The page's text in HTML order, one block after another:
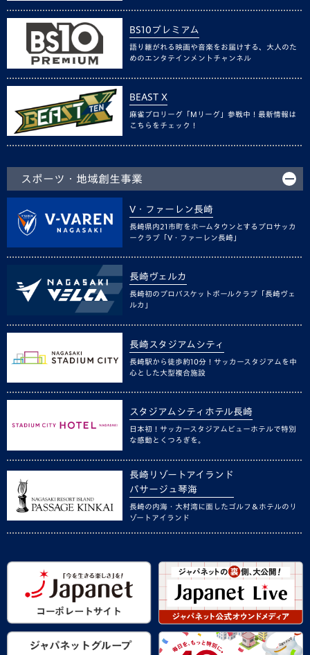
BS10プレミアム
語り継がれる映画や音楽をお届けする、大人のた
めのエンタテインメントチャンネル
BEAST X
麻雀プロリーグ「Mリーグ」参戦中！最新情報は
こちらをチェック！
スポーツ・地域創生事業
V・ファーレン長崎
長崎県内21市町をホームタウンとするプロサッカ
ークラブ「V・ファーレン長崎」
長崎ヴェルカ
長崎初のプロバスケットボールクラブ「長崎ヴェ
ルカ」
長崎スタジアムシティ
長崎駅から徒歩約10分！サッカースタジアムを中
心とした大型複合施設
スタジアムシティホテル長崎
日本初！サッカースタジアムビューホテルで特別
な感動とくつろぎを。
長崎リゾートアイランド
パサージュ琴海
長崎の内海・大村湾に面したゴルフ＆ホテルのリ
ゾートアイランド